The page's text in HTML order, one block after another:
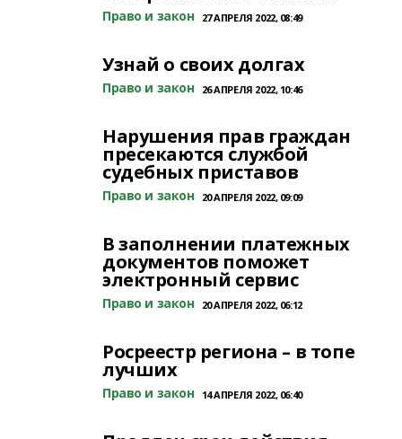
Право и закон 27 АПРЕЛЯ 2022, 08:49
Узнай о своих долгах
Право и закон 26 АПРЕЛЯ 2022, 10:46
Нарушения прав граждан
пресекаются службой
судебных приставов
Право и закон 20 АПРЕЛЯ 2022, 09:09
В заполнении платежных
документов поможет
электронный сервис
Право и закон 20 АПРЕЛЯ 2022, 06:12
Росреестр региона – в топе
лучших
Право и закон 14 АПРЕЛЯ 2022, 06:40